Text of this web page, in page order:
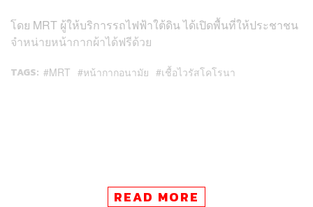
โดย MRT ผู้ให้บริการรถไฟฟ้าใต้ดิน ได้เปิดพื้นที่ให้ประชาชน
จำหน่ายหน้ากากผ้าได้ฟรีด้วย
TAGS: MRT หน้ากากอนามัย เชื้อไวรัสโคโรนา
READ MORE